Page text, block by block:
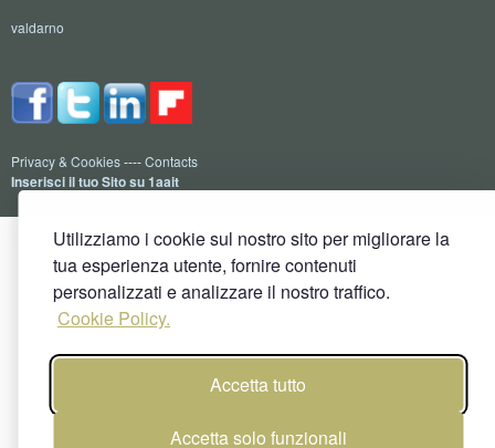
Utilizziamo i cookie sul nostro sito per migliorare la
tua esperienza utente, fornire contenuti
personalizzati e analizzare il nostro traffico.
Cookie Policy.
Accetta tutto
Accetta solo funzionali
valdarno
Privacy & Cookies----Contacts
Inserisci il tuo Sito su 1aait